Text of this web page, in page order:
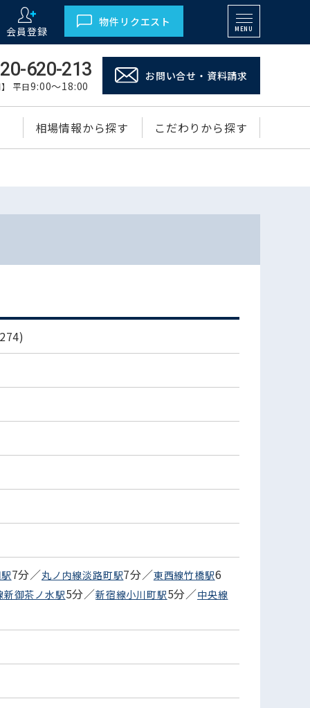
会員登録
物件リクエスト
MENU
620-213
】 平日9:00～18:00
お問い合せ・資料請求
相場情報から探す こだわりから探す
7分／丸ノ内線淡路町駅7分／東西線竹橋駅6
新御茶ノ水駅5分／新宿線小川町駅5分／中央線